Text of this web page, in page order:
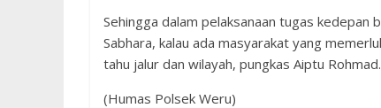
Sehingga dalam pelaksanaan tugas kedepan
Sabhara, kalau ada masyarakat yang
tahu jalur dan wilayah, pungkas Aiptu Rohmad.
(Humas Polsek Weru)